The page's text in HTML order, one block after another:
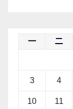
一 二
3 4
10 11